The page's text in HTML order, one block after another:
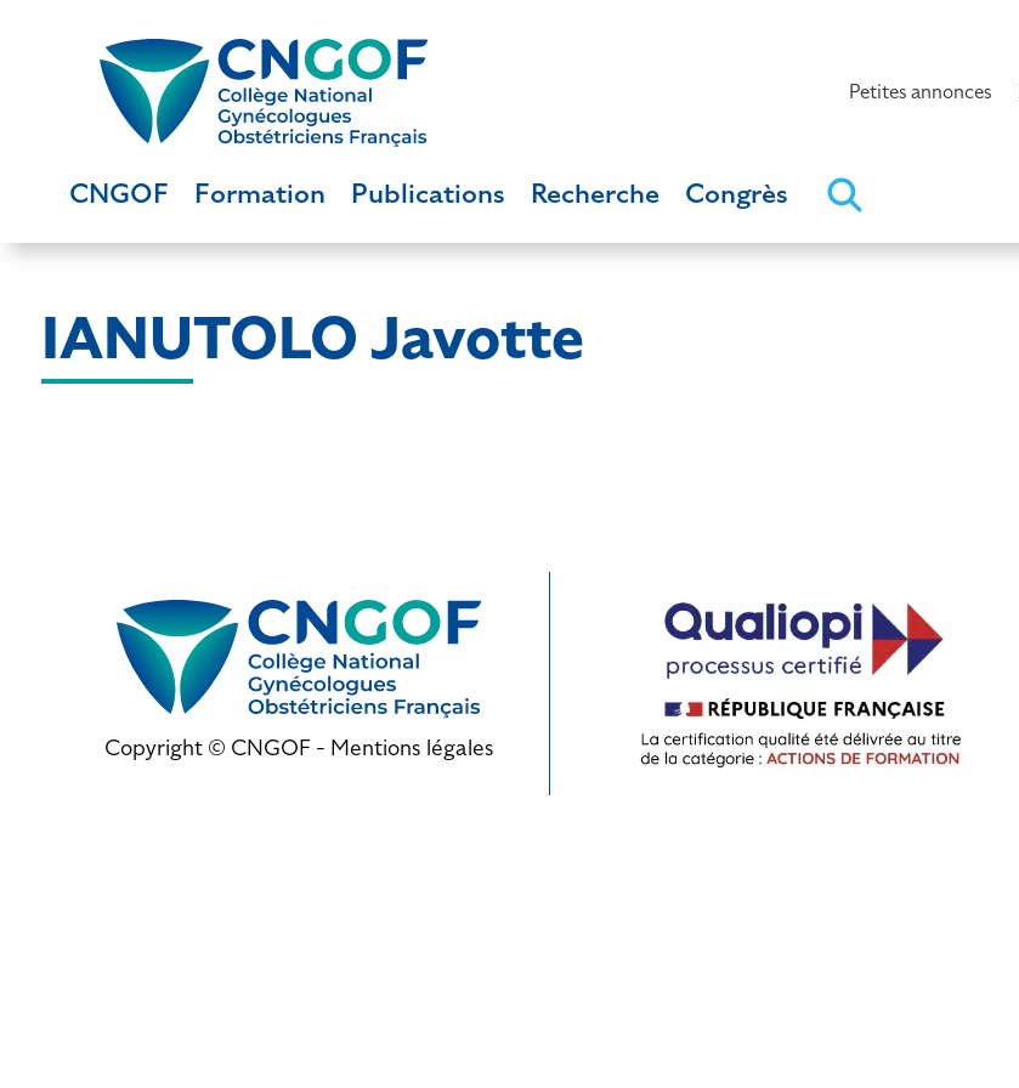
Petites annonces
CNGOF Formation Publications Recherche Congrès
IANUTOLO Javotte
Copyright © CNGOF - Mentions légales